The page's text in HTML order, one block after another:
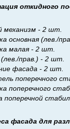
откидного
механизм - 2 шт.
основная (лев./
малая - 2 шт.
прав.) - 2 шт.
фасада - 2 шт.
поперечного
поперечного
фасада для